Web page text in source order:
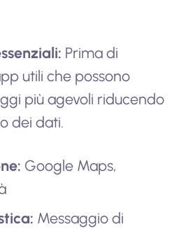
Prima di
utili che possono
più agevoli riducendo
dei dati.
Google Maps,
Messaggio di